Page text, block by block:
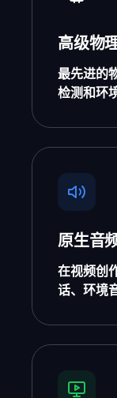
高级物
最先进的
检测和环
原生音
在视频创
话、环境